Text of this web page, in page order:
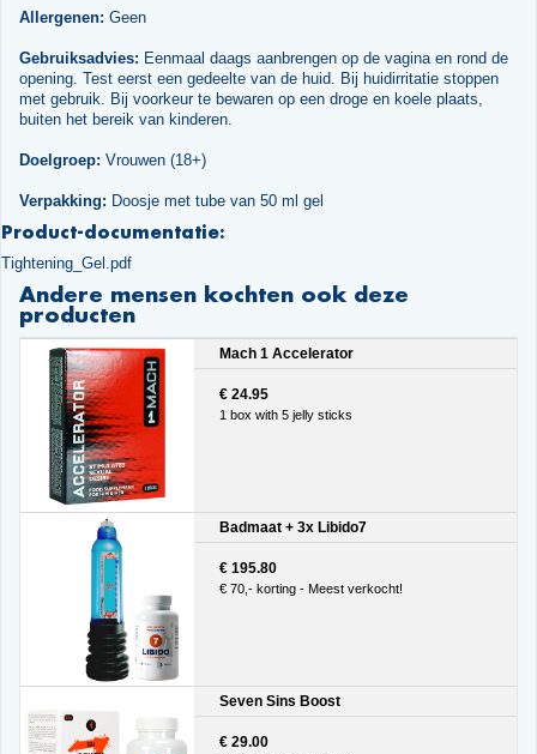
Allergenen: Geen
Gebruiksadvies: Eenmaal daags aanbrengen op de vagina en rond de
opening. Test eerst een gedeelte van de huid. Bij huidirritatie stoppen
met gebruik. Bij voorkeur te bewaren op een droge en koele plaats,
buiten het bereik van kinderen.
Doelgroep: Vrouwen (18+)
Verpakking: Doosje met tube van 50 ml gel
Product-documentatie:
Tightening_Gel.pdf
Andere mensen kochten ook deze
producten
Mach 1 Accelerator
€ 24.95
1 box with 5 jelly sticks
Badmaat + 3x Libido7
€ 195.80
€ 70,- korting - Meest verkocht!
Seven Sins Boost
€ 29.00